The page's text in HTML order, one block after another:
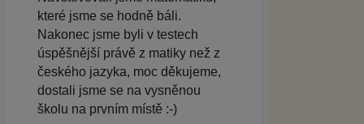
které jsme se hodně báli.
Nakonec jsme byli v testech
úspěšnější právě z matiky než z
českého jazyka, moc děkujeme,
dostali jsme se na vysněnou
školu na prvním místě :-)